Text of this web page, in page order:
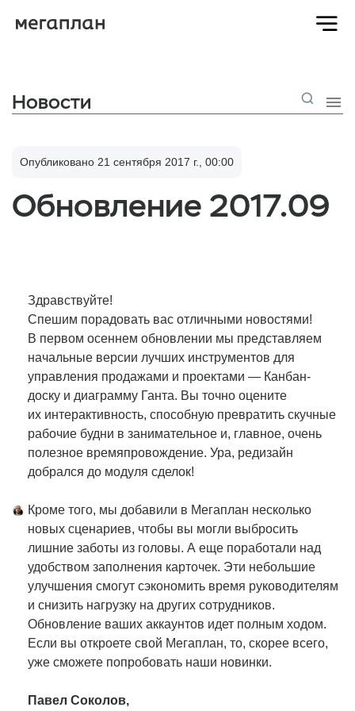

Новости 
Опубликовано 21 сентября 2017 г., 00:00
Обновление 2017.09
Здравствуйте!
Спешим порадовать вас отличными новостями!
В первом осеннем обновлении мы представляем
начальные версии лучших инструментов для
управления продажами и проектами — Канбан-
доску и диаграмму Ганта. Вы точно оцените
их интерактивность, способную превратить скучные
рабочие будни в занимательное и, главное, очень
полезное времяпровождение. Ура, редизайн
добрался до модуля сделок!
Кроме того, мы добавили в Мегаплан несколько
новых сценариев, чтобы вы могли выбросить
лишние заботы из головы. А еще поработали над
удобством заполнения карточек. Эти небольшие
улучшения смогут сэкономить время руководителям
и снизить нагрузку на других сотрудников.
Обновление ваших аккаунтов идет полным ходом.
Если вы откроете свой Мегаплан, то, скорее всего,
уже сможете попробовать наши новинки.
Павел Соколов,